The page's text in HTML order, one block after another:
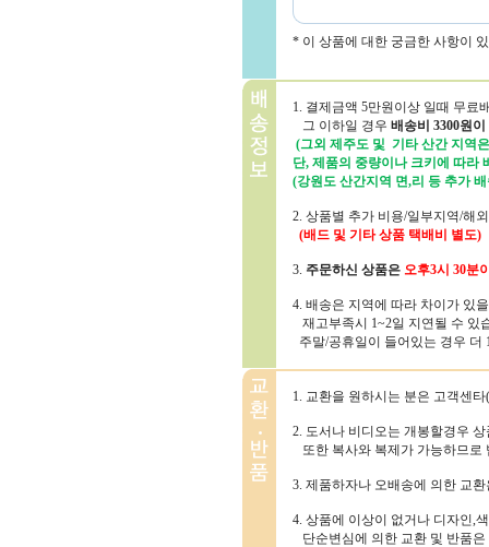
* 이 상품에 대한 궁금한 사항이
1. 결제금액 5만원이상 일때 무료
그 이하일 경우 배송비 3300원이
(그외 제주도 및 기타 산간 지역
단, 제품의 중량이나 크키에 따라
(강원도 산간지역 면,리 등 추가
2. 상품별 추가 비용/일부지역/해
(배드 및 기타 상품 택배비 별도)
3. 주문하신 상품은 오후3시 30분
4. 배송은 지역에 따라 차이가 있
재고부족시 1~2일 지연될 수 있
주말/공휴일이 들어있는 경우 더
1. 교환을 원하시는 분은 고객센
2. 도서나 비디오는 개봉할경우
또한 복사와 복제가 가능하므로
3. 제품하자나 오배송에 의한 교
4. 상품에 이상이 없거나 디자인,
단순변심에 의한 교환 및 반품